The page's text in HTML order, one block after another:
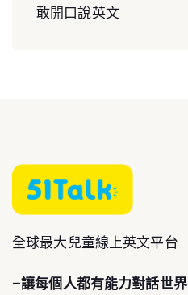
敢開口說英文
全球最大兒童線上英文平台
–讓每個人都有能力對話世界